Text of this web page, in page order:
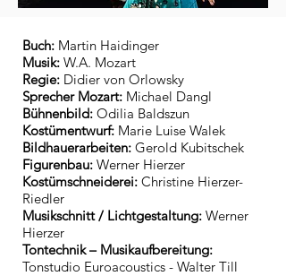
​Buch: Martin Haidinger
Musik: W.A. Mozart
Regie: Didier von Orlowsky
Sprecher Mozart: Michael Dangl
Bühnenbild: Odilia Baldszun
Kostümentwurf: Marie Luise Walek
Bildhauerarbeiten: Gerold Kubitschek
Figurenbau: Werner Hierzer
Kostümschneiderei: Christine Hierzer-
Riedler
Musikschnitt / Lichtgestaltung: Werner
Hierzer
Tontechnik – Musikaufbereitung:
Tonstudio Euroacoustics - Walter Till